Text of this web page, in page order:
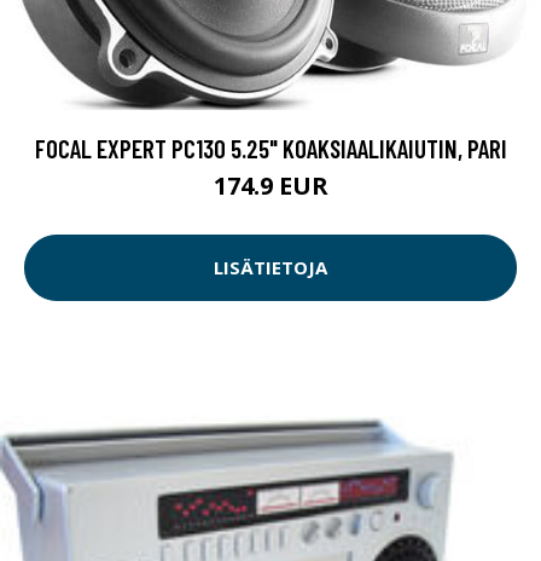
FOCAL EXPERT PC130 5.25" KOAKSIAALIKAIUTIN, PARI
174.9 EUR
LISÄTIETOJA